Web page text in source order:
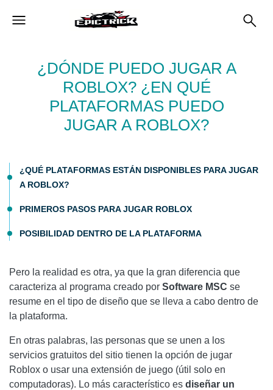
¿DÓNDE PUEDO JUGAR A
ROBLOX? ¿EN QUÉ
PLATAFORMAS PUEDO
JUGAR A ROBLOX?
¿QUÉ PLATAFORMAS ESTÁN DISPONIBLES PARA JUGAR
A ROBLOX?
PRIMEROS PASOS PARA JUGAR ROBLOX
POSIBILIDAD DENTRO DE LA PLATAFORMA
Pero la realidad es otra, ya que la gran diferencia que
caracteriza al programa creado por Software MSC se
resume en el tipo de diseño que se lleva a cabo dentro de
la plataforma.
En otras palabras, las personas que se unen a los
servicios gratuitos del sitio tienen la opción de jugar
Roblox o usar una extensión de juego (útil solo en
computadoras). Lo más característico es diseñar un